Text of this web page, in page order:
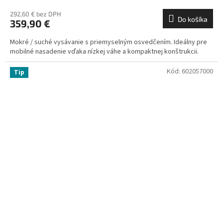
292,60 € bez DPH
359,90 € Do košíka
Mokré / suché vysávanie s priemyselným osvedčením. Ideálny pre
mobilné nasadenie vďaka nízkej váhe a kompaktnej konštrukcii.
Tip Kód: 602057000